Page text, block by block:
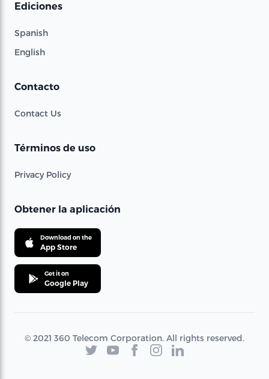
Ediciones
Spanish
English
Contacto
Contact Us
Términos de uso
Privacy Policy
Obtener la aplicación
Download on the
App Store
Get it on
Google Play
© 2021 360 Telecom Corporation. All rights reserved.